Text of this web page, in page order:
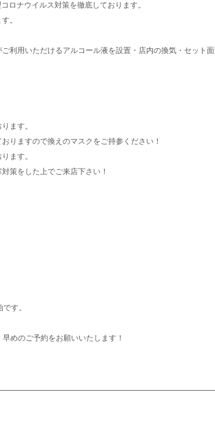
ロナウイルス対策を徹底しております。
。
利用いただけるアルコール液を設置・店内の換気・セット
ます。
りますので換えのマスクをご持参ください！
ます。
策をした上でご来店下さい！
す。
めのご予約をお願いいたします！